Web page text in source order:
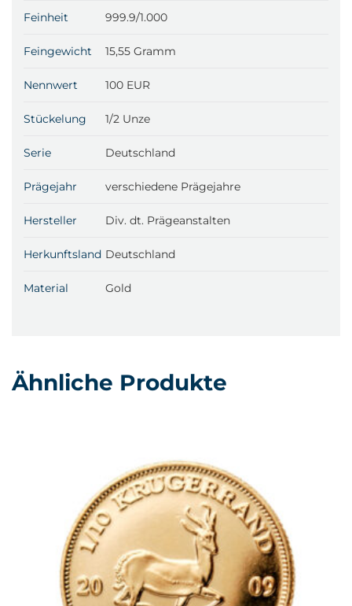
Feinheit 999.9/1.000
Feingewicht 15,55 Gramm
Nennwert 100 EUR
Stückelung 1/2 Unze
Serie Deutschland
Prägejahr verschiedene Prägejahre
Hersteller Div. dt. Prägeanstalten
Herkunftsland Deutschland
Material Gold
Ähnliche Produkte